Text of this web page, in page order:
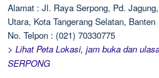
Alamat : Jl. Raya Serpong, Pd.
Utara, Kota Tangerang Selatan, Banten
No. Telpon : (021) 70330775
> Lihat Peta Lokasi, jam buka dan
SERPONG